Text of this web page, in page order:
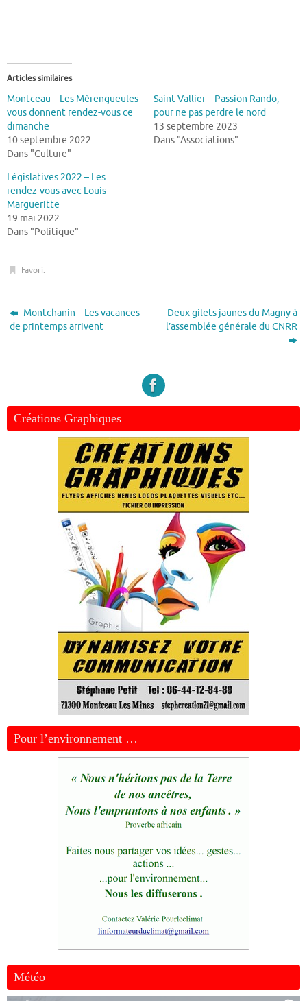
Articles similaires
Montceau – Les Mèrengueules
vous donnent rendez-vous ce
dimanche
10 septembre 2022
Dans "Culture"
Saint-Vallier – Passion Rando,
pour ne pas perdre le nord
13 septembre 2023
Dans "Associations"
Législatives 2022 – Les
rendez-vous avec Louis
Margueritte
19 mai 2022
Dans "Politique"
Favori.
Montchanin – Les vacances
de printemps arrivent
Deux gilets jaunes du Magny à
l’assemblée générale du CNRR
Créations Graphiques
Pour l’environnement …
Météo